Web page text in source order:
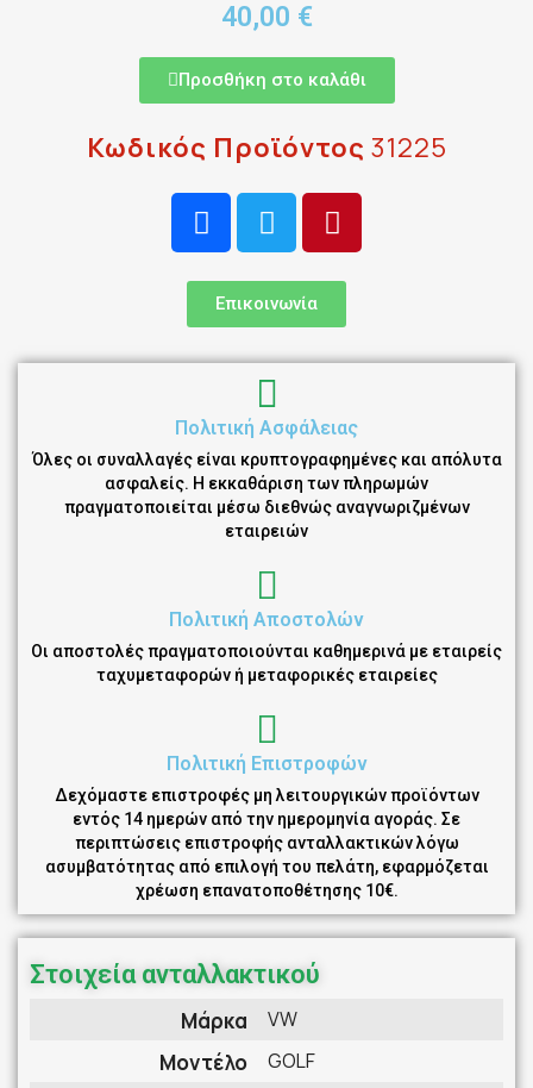
40,00 €
Προσθήκη στο καλάθι
Κωδικός Προϊόντος 31225
Επικοινωνία
Πολιτική Ασφάλειας
Όλες οι συναλλαγές είναι κρυπτογραφημένες και απόλυτα
ασφαλείς. Η εκκαθάριση των πληρωμών
πραγματοποιείται μέσω διεθνώς αναγνωριζμένων
εταιρειών
Πολιτική Αποστολών
Οι αποστολές πραγματοποιούνται καθημερινά με εταιρείς
ταχυμεταφορών ή μεταφορικές εταιρείες
Πολιτική Επιστροφών
Δεχόμαστε επιστροφές μη λειτουργικών προϊόντων
εντός 14 ημερών από την ημερομηνία αγοράς. Σε
περιπτώσεις επιστροφής ανταλλακτικών λόγω
ασυμβατότητας από επιλογή του πελάτη, εφαρμόζεται
χρέωση επανατοποθέτησης 10€.
Στοιχεία ανταλλακτικού
Μάρκα VW
Μοντέλο GOLF